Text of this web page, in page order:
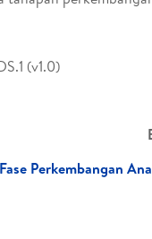
(v1.0)
Fase Perkembangan